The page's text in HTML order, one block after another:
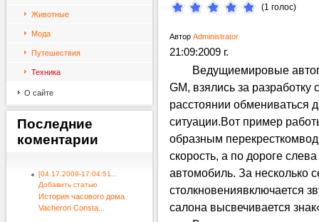
(1 голос)
Автор Administrator
21:09:2009 г.
Ведущиемировые
GM, взялись за
расстоянии обмениваться
ситуации.Вот пример
образным
скорость, а по дороге
автомобиль. За несколько
столкновениявключается
салона высвечивается
Животные
Мода
Путешествия
Техника
О сайте
Последние
коментарии
[04.17.2009-17:04:51...
Добавить статью
История часового дома
Vacheron Consta...